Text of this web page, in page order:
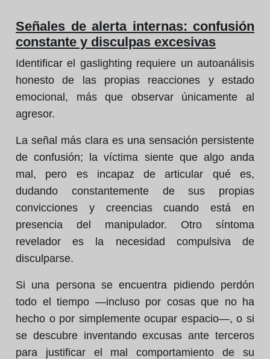
Señales de alerta internas: confusión
constante y disculpas excesivas
Identificar el gaslighting requiere un autoanálisis
honesto de las propias reacciones y estado
emocional, más que observar únicamente al
agresor.
La señal más clara es una sensación persistente
de confusión; la víctima siente que algo anda
mal, pero es incapaz de articular qué es,
dudando constantemente de sus propias
convicciones y creencias cuando está en
presencia del manipulador. Otro síntoma
revelador es la necesidad compulsiva de
disculparse.
Si una persona se encuentra pidiendo perdón
todo el tiempo —incluso por cosas que no ha
hecho o por simplemente ocupar espacio—, o si
se descubre inventando excusas ante terceros
para justificar el mal comportamiento de su